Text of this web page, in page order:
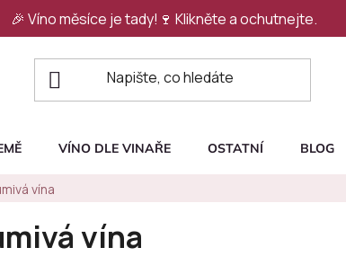
🎉 Víno měsíce je tady!🍷 Klikněte a ochutnejte.
VÍNO DLE VINAŘE OSTATNÍ BLOG
vína
vína